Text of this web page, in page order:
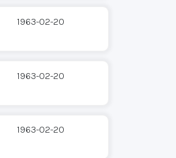
1963-02-20
1963-02-20
1963-02-20